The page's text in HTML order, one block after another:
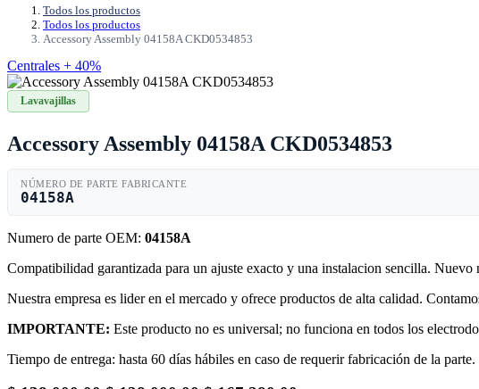
Todos los productos
Todos los productos
Accessory Assembly 04158A CKD0534853
Centrales + 40%
Lavavajillas
Accessory Assembly 04158A CKD0534853
NÚMERO DE PARTE FABRICANTE
04158A
Numero de parte OEM: 04158A
Compatibilidad garantizada para un ajuste exacto y una instalacion sencilla.
Nuestra empresa es lider en el mercado y ofrece productos de alta calidad.
IMPORTANTE: Este producto no es universal; no funciona en todos los
Tiempo de entrega: hasta 60 días hábiles en caso de requerir fabricación de la parte.